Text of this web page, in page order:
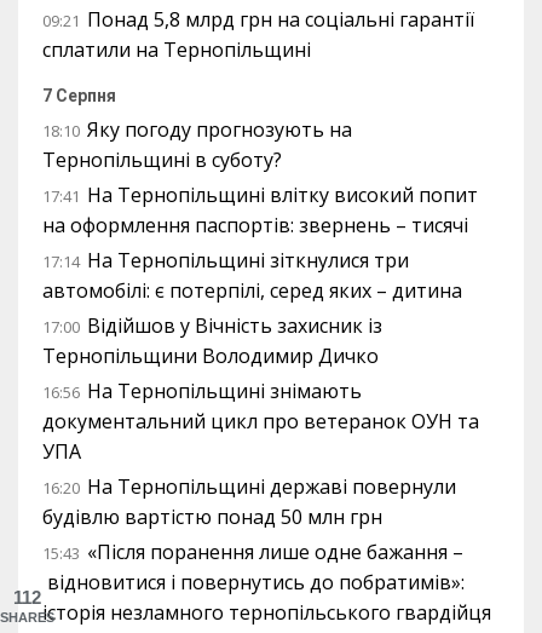
09:21 Понад 5,8 млрд грн на соціальні гарантії
сплатили на Тернопільщині
7 Серпня
18:10 Яку погоду прогнозують на
Тернопільщині в суботу?
17:41 На Тернопільщині влітку високий попит
на оформлення паспортів: звернень – тисячі
17:14 На Тернопільщині зіткнулися три
автомобілі: є потерпілі, серед яких – дитина
17:00 Відійшов у Вічність захисник із
Тернопільщини Володимир Дичко
16:56 На Тернопільщині знімають
документальний цикл про ветеранок ОУН та
УПА
16:20 На Тернопільщині державі повернули
будівлю вартістю понад 50 млн грн
15:43 «Після поранення лише одне бажання –
відновитися і повернутись до побратимів»:
історія незламного тернопільського гвардійця
112
SHARES